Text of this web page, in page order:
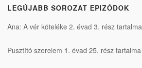
LEGÚJABB SOROZAT EPIZÓDOK
Ana: A vér köteléke 2. évad 3. rész tartalma
Pusztító szerelem 1. évad 25. rész tartalma